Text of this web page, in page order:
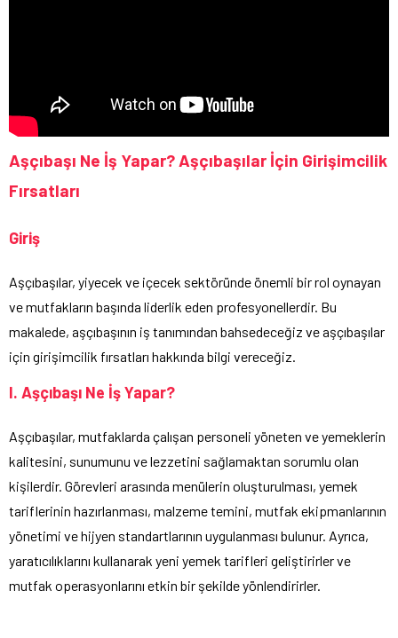
Aşçıbaşı Ne İş Yapar? Aşçıbaşılar İçin Girişimcilik
Fırsatları
Giriş
Aşçıbaşılar, yiyecek ve içecek sektöründe önemli bir rol oynayan
ve mutfakların başında liderlik eden profesyonellerdir. Bu
makalede, aşçıbaşının iş tanımından bahsedeceğiz ve aşçıbaşılar
için girişimcilik fırsatları hakkında bilgi vereceğiz.
I. Aşçıbaşı Ne İş Yapar?
Aşçıbaşılar, mutfaklarda çalışan personeli yöneten ve yemeklerin
kalitesini, sunumunu ve lezzetini sağlamaktan sorumlu olan
kişilerdir. Görevleri arasında menülerin oluşturulması, yemek
tariflerinin hazırlanması, malzeme temini, mutfak ekipmanlarının
yönetimi ve hijyen standartlarının uygulanması bulunur. Ayrıca,
yaratıcılıklarını kullanarak yeni yemek tarifleri geliştirirler ve
mutfak operasyonlarını etkin bir şekilde yönlendirirler.